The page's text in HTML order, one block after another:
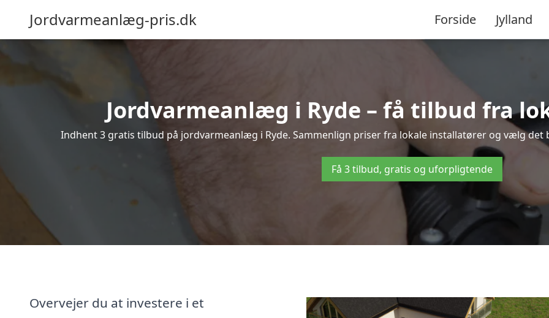
Jordvarmeanlæg-pris.dk Forside Jylland
Jordvarmeanlæg i Ryde – få tilbud fra
Indhent 3 gratis tilbud på jordvarmeanlæg i Ryde. Sammenlign priser fra lokale installatører og vælg
Få 3 tilbud, gratis og uforpligtende
Overvejer du at investere i et